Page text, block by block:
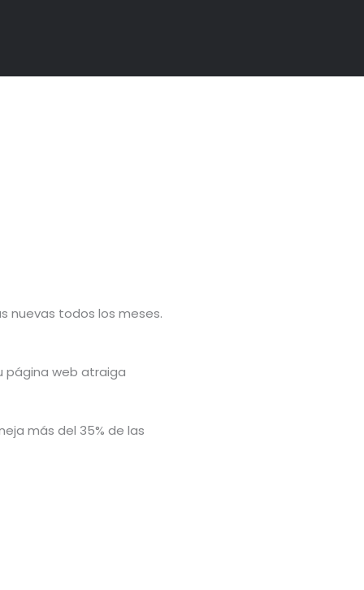
nuevas todos los meses.
página web atraiga
más del 35% de las